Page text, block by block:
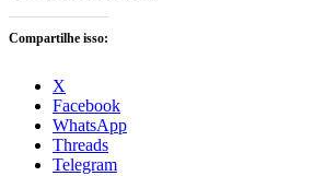
Compartilhe isso:
X
Facebook
WhatsApp
Threads
Telegram